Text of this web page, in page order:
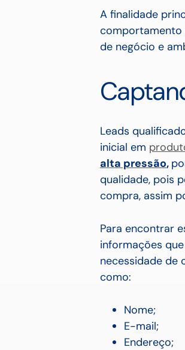
A finalidade
comportamento
de negócio e
Leads
inicial em
alta pressão,
qualidade, pois
compra, assim
Para encontrar
informações
necessidade de
como:
Nome;
E-mail;
Endereço;